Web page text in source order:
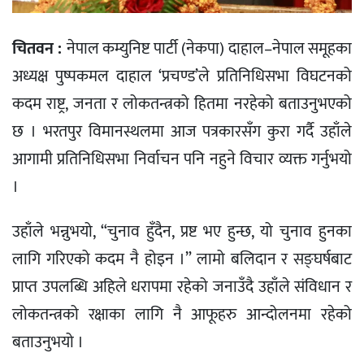
चितवन :नेपाल कम्युनिष्ट पार्टी (नेकपा) दाहाल–नेपाल समूहका
अध्यक्ष पुष्पकमल दाहाल ‘प्रचण्ड’ले प्रतिनिधिसभा विघटनको
कदम राष्ट्र, जनता र लोकतन्त्रको हितमा नरहेको बताउनुभएको
छ । भरतपुर विमानस्थलमा आज पत्रकारसँग कुरा गर्दै उहाँले
आगामी प्रतिनिधिसभा निर्वाचन पनि नहुने विचार व्यक्त गर्नुभयो
।
उहाँले भन्नुभयो, “चुनाव हुँदैन, प्रष्ट भए हुन्छ, यो चुनाव हुनका
लागि गरिएको कदम नै होइन ।” लामो बलिदान र सङ्घर्षबाट
प्राप्त उपलब्धि अहिले धरापमा रहेको जनाउँदै उहाँले संविधान र
लोकतन्त्रको रक्षाका लागि नै आफूहरु आन्दोलनमा रहेको
बताउनुभयो ।